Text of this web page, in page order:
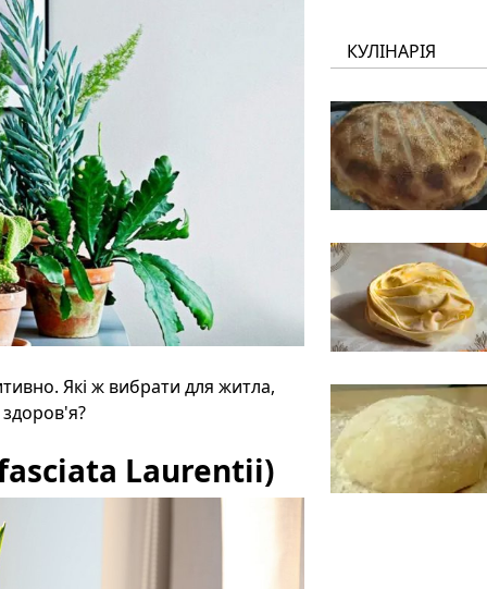
Які ж вибрати для житла,
здоров'я?
Laurentii)
КУЛІНАРІЯ